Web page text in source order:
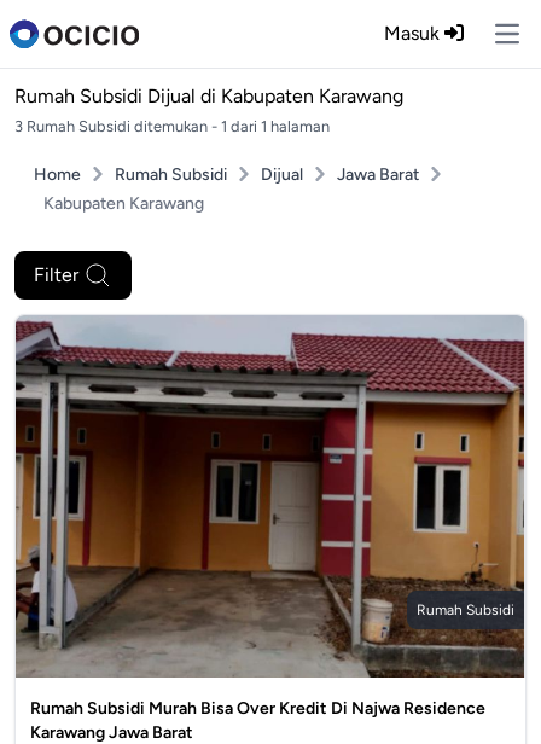
Masuk
Rumah Subsidi Dijual di Kabupaten Karawang
3 Rumah Subsidi ditemukan - 1 dari 1 halaman
Home Rumah Subsidi Dijual
Jawa Barat
Kabupaten Karawang
Filter
Rumah Subsidi
Rumah Subsidi Murah Bisa Over Kredit Di Najwa Residence
Karawang Jawa Barat